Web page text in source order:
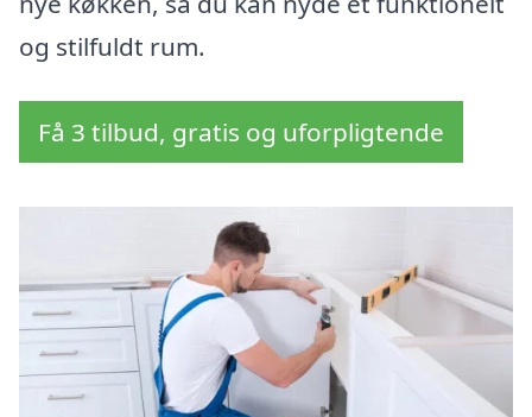
og stilfuldt rum.
Få 3 tilbud, gratis og uforpligtende